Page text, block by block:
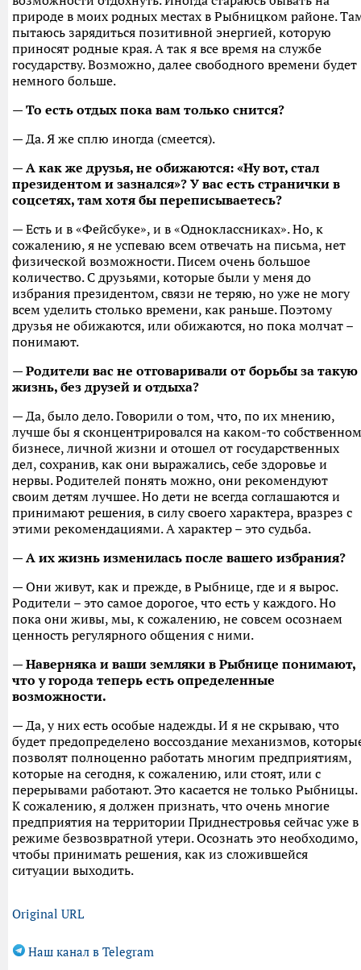
природе в моих родных местах в Рыбницком районе.
пытаюсь зарядиться позитивной энергией, которую
приносят родные края. А так я все время на службе
государству. Возможно, далее свободного времени будет
немного больше.
— То есть отдых пока вам только снится?
— Да. Я же сплю иногда (смеется).
— А как же друзья, не обижаются: «Ну вот, стал
президентом и зазнался»? У вас есть странички в
соцсетях, там хотя бы переписываетесь?
— Есть и в «Фейсбуке», и в «Одноклассниках». Но, к
сожалению, я не успеваю всем отвечать на письма, нет
физической возможности. Писем очень большое
количество. С друзьями, которые были у меня до
избрания президентом, связи не теряю, но уже не могу
всем уделить столько времени, как раньше. Поэтому
друзья не обижаются, или обижаются, но пока молчат –
понимают.
— Родители вас не отговаривали от борьбы за такую
жизнь, без друзей и отдыха?
— Да, было дело. Говорили о том, что, по их мнению,
лучше бы я сконцентрировался на каком-то собственном
бизнесе, личной жизни и отошел от государственных
дел, сохранив, как они выражались, себе здоровье и
нервы. Родителей понять можно, они рекомендуют
своим детям лучшее. Но дети не всегда соглашаются и
принимают решения, в силу своего характера, вразрез с
этими рекомендациями. А характер – это судьба.
— А их жизнь изменилась после вашего избрания?
— Они живут, как и прежде, в Рыбнице, где и я вырос.
Родители – это самое дорогое, что есть у каждого. Но
пока они живы, мы, к сожалению, не совсем осознаем
ценность регулярного общения с ними.
— Наверняка и ваши земляки в Рыбнице понимают,
что у города теперь есть определенные
возможности.
— Да, у них есть особые надежды. И я не скрываю, что
будет предопределено воссоздание механизмов,
позволят полноценно работать многим предприятиям,
которые на сегодня, к сожалению, или стоят, или с
перерывами работают. Это касается не только Рыбницы.
К сожалению, я должен признать, что очень многие
предприятия на территории Приднестровья сейчас уже в
режиме безвозвратной утери. Осознать это необходимо,
чтобы принимать решения, как из сложившейся
ситуации выходить.
Original URL
Наш канал в Telegram